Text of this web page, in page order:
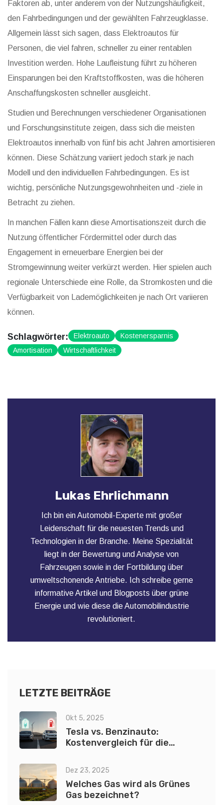
Faktoren ab, unter anderem von der Nutzungshäufigkeit,
den Fahrbedingungen und der gewählten Fahrzeugklasse.
Allgemein lässt sich sagen, dass Elektroautos für
Personen, die viel fahren, schneller zu einer rentablen
Investition werden. Hohe Laufleistung führt zu höheren
Einsparungen bei den Kraftstoffkosten, was die höheren
Anschaffungskosten schneller ausgleicht.
Studien und Berechnungen verschiedener Organisationen
und Forschungsinstitute zeigen, dass sich die meisten
Elektroautos innerhalb von fünf bis acht Jahren amortisieren
können. Diese Schätzung variiert jedoch stark je nach
Modell und den individuellen Fahrbedingungen. Es ist
wichtig, persönliche Nutzungsgewohnheiten und -ziele in
Betracht zu ziehen.
In manchen Fällen kann diese Amortisationszeit durch die
Nutzung öffentlicher Fördermittel oder durch das
Engagement in erneuerbare Energien bei der
Stromgewinnung weiter verkürzt werden. Hier spielen auch
regionale Unterschiede eine Rolle, da Stromkosten und die
Verfügbarkeit von Lademöglichkeiten je nach Ort variieren
können.
Schlagwörter: Elektroauto
Kostenersparnis
Amortisation
Wirtschaftlichkeit
Lukas Ehrlichmann
Ich bin ein Automobil-Experte mit großer
Leidenschaft für die neuesten Trends und
Technologien in der Branche. Meine Spezialität
liegt in der Bewertung und Analyse von
Fahrzeugen sowie in der Fortbildung über
umweltschonende Antriebe. Ich schreibe gerne
informative Artikel und Blogposts über grüne
Energie und wie diese die Automobilindustrie
revolutioniert.
LETZTE BEITRÄGE
Okt 5, 2025
Tesla vs. Benzinauto:
Kostenvergleich für die
Dez 23, 2025
Welches Gas wird als Grünes
Gas bezeichnet?